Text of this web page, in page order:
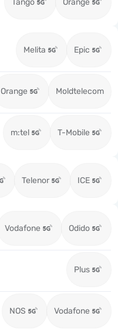
Tango Orange
Melita Epic
Orange Moldtelecom
m:tel T-Mobile
Telenor ICE
Vodafone Odido
Plus
NOS Vodafone